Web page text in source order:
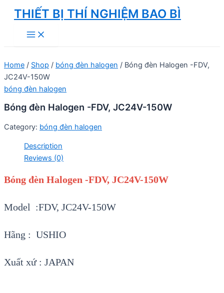
Skip
content
THIẾT BỊ THÍ NGHIỆM BAO BÌ
Main
Menu
Home / Shop / bóng đèn halogen / Bóng đèn Halogen -FDV,
JC24V-150W
bóng đèn halogen
Bóng đèn Halogen -FDV, JC24V-150W
Category: bóng đèn halogen
Description
Reviews (0)
Bóng đèn Halogen -FDV, JC24V-150W
Model :FDV, JC24V-150W
Hãng : USHIO
Xuất xứ : JAPAN